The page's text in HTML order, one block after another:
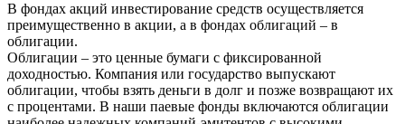
В фондах акций инвестирование средств осуществляется
преимущественно в акции, а в фондах облигаций – в
облигации.
Облигации – это ценные бумаги с фиксированной
доходностью. Компания или государство выпускают
облигации, чтобы взять деньги в долг и позже возвращают их
с процентами. В наши паевые фонды включаются облигации